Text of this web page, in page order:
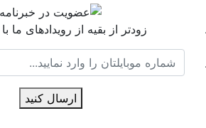
زودتر از بقیه از رویدادهای ما
ارسال کنید